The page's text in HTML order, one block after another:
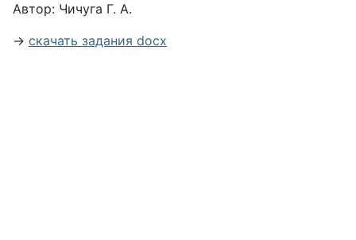
Автор: Чичуга Г. А.
→ скачать задания docx